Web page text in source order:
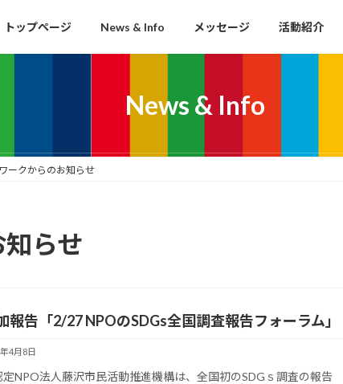
トップページ News & Info メッセージ 活動紹介
News & Info
ークからのお知らせ
らせ
報告「2/27 NPOのSDGs全国調査報告フォーラム」
4月8日
NPO法人藤沢市民活動推進機構は、全国初のSDGｓ調査の報告